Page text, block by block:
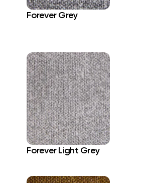
Forever Grey
Forever Light Grey